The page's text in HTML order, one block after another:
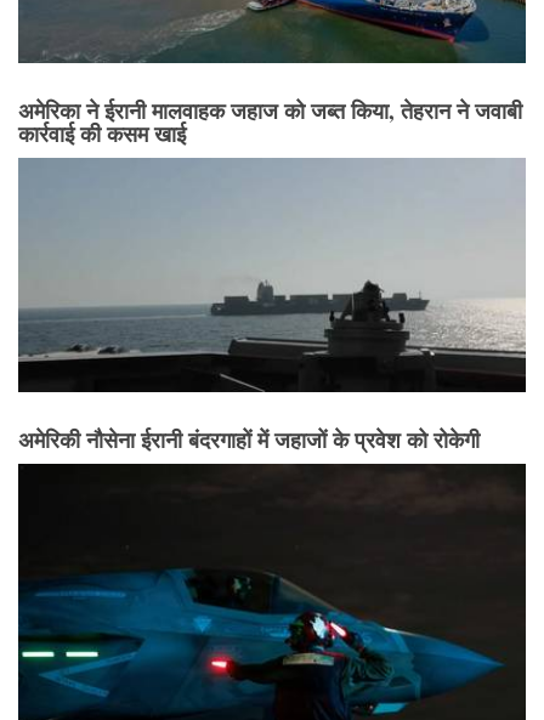
अमेरिका ने ईरानी मालवाहक जहाज को जब्त किया, तेहरान ने जवाबी
कार्रवाई की कसम खाई
अमेरिकी नौसेना ईरानी बंदरगाहों में जहाजों के प्रवेश को रोकेगी